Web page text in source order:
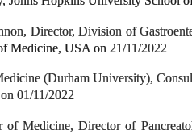
Director, Division of
Medicine, USA on 21/11/2022
(Durham University),
01/11/2022
of Medicine, Director of